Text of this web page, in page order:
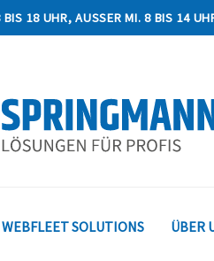
18 UHR, AUSSER MI. 8 BIS 14 UHR
WEBFLEET SOLUTIONS ÜBER